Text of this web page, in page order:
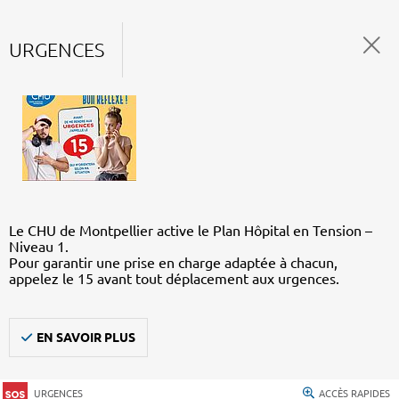
URGENCES
Le CHU de Montpellier active le Plan Hôpital en Tension –
Niveau 1.
Pour garantir une prise en charge adaptée à chacun,
appelez le 15 avant tout déplacement aux urgences.
EN SAVOIR PLUS
URGENCES ACCÈS RAPIDES